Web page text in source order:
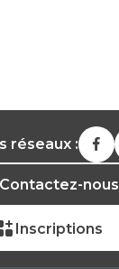
réseaux :
Contactez-nous
Inscriptions